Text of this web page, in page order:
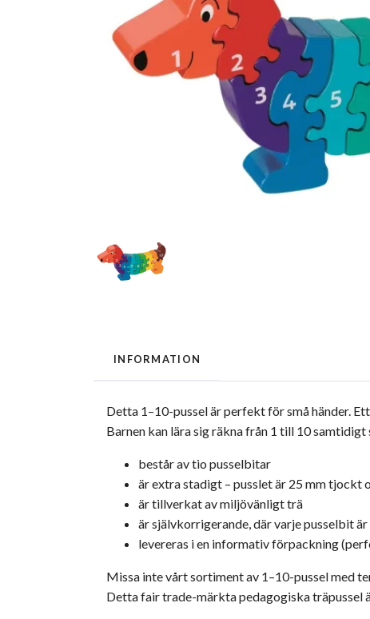
INFORMATION
Detta 1–10-pussel är perfekt för små händer.
Barnen kan lära sig räkna från 1 till 10 samtidigt
består av tio pusselbitar
är extra stadigt – pusslet är 25 mm tjockt
är tillverkat av miljövänligt trä
är självkorrigerande, där varje pusselbit
levereras i en informativ förpackning
Missa inte vårt sortiment av 1–10-pussel med
Detta fair trade-märkta pedagogiska träpussel